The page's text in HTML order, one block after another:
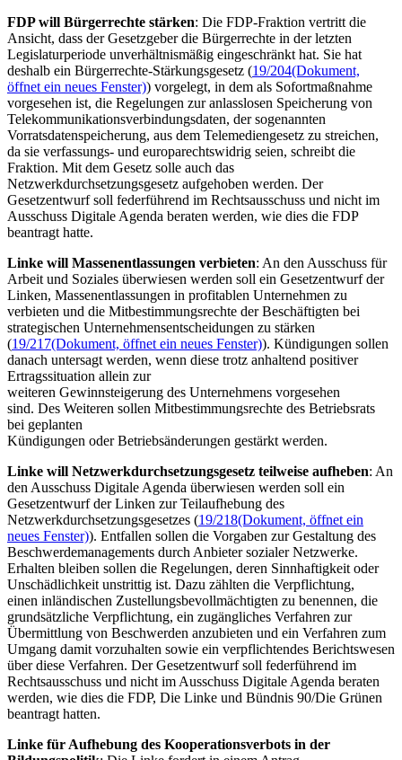
FDP will Bürgerrechte stärken: Die FDP-Fraktion vertritt die
Ansicht, dass der Gesetzgeber die Bürgerrechte in der letzten
Legislaturperiode unverhältnismäßig eingeschränkt hat. Sie hat
deshalb ein Bürgerrechte-Stärkungsgesetz (19/204(Dokument,
öffnet ein neues Fenster)) vorgelegt, in dem als Sofortmaßnahme
vorgesehen ist, die Regelungen zur anlasslosen Speicherung von
Telekommunikationsverbindungsdaten, der sogenannten
Vorratsdatenspeicherung, aus dem Telemediengesetz zu streichen,
da sie verfassungs- und europarechtswidrig seien, schreibt die
Fraktion. Mit dem Gesetz solle auch das
Netzwerkdurchsetzungsgesetz aufgehoben werden. Der
Gesetzentwurf soll federführend im Rechtsausschuss und nicht im
Ausschuss Digitale Agenda beraten werden, wie dies die FDP
beantragt hatte.
Linke will Massenentlassungen verbieten: An den Ausschuss für
Arbeit und Soziales überwiesen werden soll ein Gesetzentwurf der
Linken, Massenentlassungen in profitablen Unternehmen zu
verbieten und die Mitbestimmungsrechte der Beschäftigten bei
strategischen Unternehmensentscheidungen zu stärken
(19/217(Dokument, öffnet ein neues Fenster)). Kündigungen sollen
danach untersagt werden, wenn diese trotz anhaltend positiver
Ertragssituation allein zur
weiteren Gewinnsteigerung des Unternehmens vorgesehen
sind. Des Weiteren sollen Mitbestimmungsrechte des Betriebsrats
bei geplanten
Kündigungen oder Betriebsänderungen gestärkt werden.
Linke will Netzwerkdurchsetzungsgesetz teilweise aufheben: An
den Ausschuss Digitale Agenda überwiesen werden soll ein
Gesetzentwurf der Linken zur Teilaufhebung des
Netzwerkdurchsetzungsgesetzes (19/218(Dokument, öffnet ein
neues Fenster)). Entfallen sollen die Vorgaben zur Gestaltung des
Beschwerdemanagements durch Anbieter sozialer Netzwerke.
Erhalten bleiben sollen die Regelungen, deren Sinnhaftigkeit oder
Unschädlichkeit unstrittig ist. Dazu zählten die Verpflichtung,
einen inländischen Zustellungsbevollmächtigten zu benennen, die
grundsätzliche Verpflichtung, ein zugängliches Verfahren zur
Übermittlung von Beschwerden anzubieten und ein Verfahren zum
Umgang damit vorzuhalten sowie ein verpflichtendes Berichtswesen
über diese Verfahren. Der Gesetzentwurf soll federführend im
Rechtsausschuss und nicht im Ausschuss Digitale Agenda beraten
werden, wie dies die FDP, Die Linke und Bündnis 90/Die Grünen
beantragt hatten.
Linke für Aufhebung des Kooperationsverbots in der